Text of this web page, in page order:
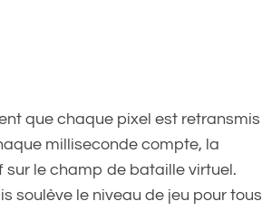
que chaque pixel est retransmis
milliseconde compte, la
le champ de bataille virtuel.
soulève le niveau de jeu pour tous